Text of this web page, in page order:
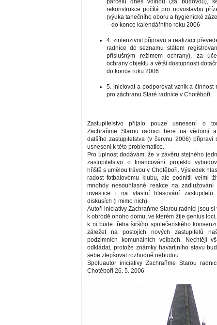
parcelu dnes volnou (za budovou),
rekonstrukce počítá pro novostavbu
(výuka tanečního oboru a hygienické
– do konce kalendářního roku 2006
4. zintenzivnit přípravu a realizaci
radnice do seznamu státem
příslušným režimem ochrany), za
ochrany objektu a větší dostupnosti
do konce roku 2006
5. iniciovat a podporovat vznik a činnost
pro záchranu Staré radnice v Chotěboři
Zastupitelstvo přijalo pouze usnesení o
Zachraňme Starou radnici bere na vědomí
dalšího zastupitelstva (v červnu 2006) připraví
usnesení k této problematice.
Pro úplnost dodávám, že v závěru stejného
zastupitelstvo o financování projektu
hřiště s umělou trávou v Chotěboři. Výsledek
radost fotbalovému klubu, ale podnítil velmi
mnohdy nesouhlasné reakce na zadlužování
investice i na vlastní hlasování zastupitelů
diskusích (i mimo nich).
Autoři iniciativy Zachraňme Starou radnici jsou si
k obrodě onoho domu, ve kterém žije genius
k ní bude třeba širšího společenského
záležet na postojích nových zastupitelů
podzimních komunálních volbách. Nechtějí
odkládat, protože známky havarijního stavu
sebe zlepšovat rozhodně nebudou.
Spoluautor iniciativy Zachraňme Starou
Chotěboři 26. 5. 2006